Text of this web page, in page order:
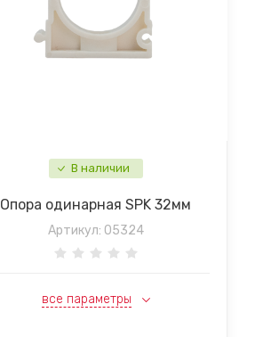
В наличии
Опора одинарная SPK 32мм
Артикул: 05324
все параметры